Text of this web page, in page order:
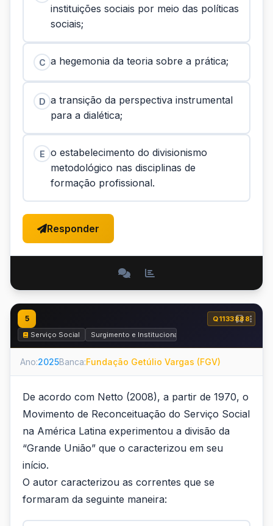
instituições sociais por meio das políticas
sociais;
C a hegemonia da teoria sobre a prática;
D a transição da perspectiva instrumental
para a dialética;
E o estabelecimento do divisionismo
metodológico nas disciplinas de
formação profissional.
Responder
5
Q1133888
Serviço Social
Surgimento e Institucionalização do Serviço Social
Ano:2025Banca:Fundação Getúlio Vargas (FGV)
De acordo com Netto (2008), a partir de 1970, o
Movimento de Reconceituação do Serviço Social
na América Latina experimentou a divisão da
“Grande União” que o caracterizou em seu
início.
O autor caracterizou as correntes que se
formaram da seguinte maneira: